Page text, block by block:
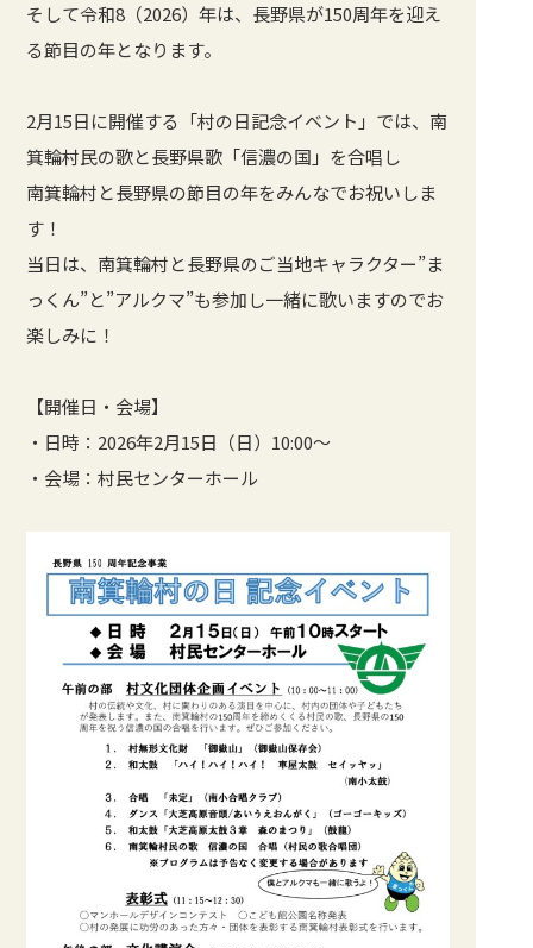
そして令和8（2026）年は、長野県が150周年を迎え
る節目の年となります。
2月15日に開催する「村の日記念イベント」では、南
箕輪村民の歌と長野県歌「信濃の国」を合唱し
南箕輪村と長野県の節目の年をみんなでお祝いしま
す！
当日は、南箕輪村と長野県のご当地キャラクター”ま
っくん”と”アルクマ”も参加し一緒に歌いますのでお
楽しみに！
【開催日・会場】
・日時：2026年2月15日（日）10:00～
・会場：村民センターホール